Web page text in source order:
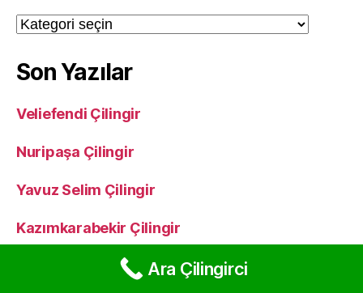
Kategoriler
Son Yazılar
Veliefendi Çilingir
Nuripaşa Çilingir
Yavuz Selim Çilingir
Kazımkarabekir Çilingir
Karadeniz Çilingir Ara Çilingirci